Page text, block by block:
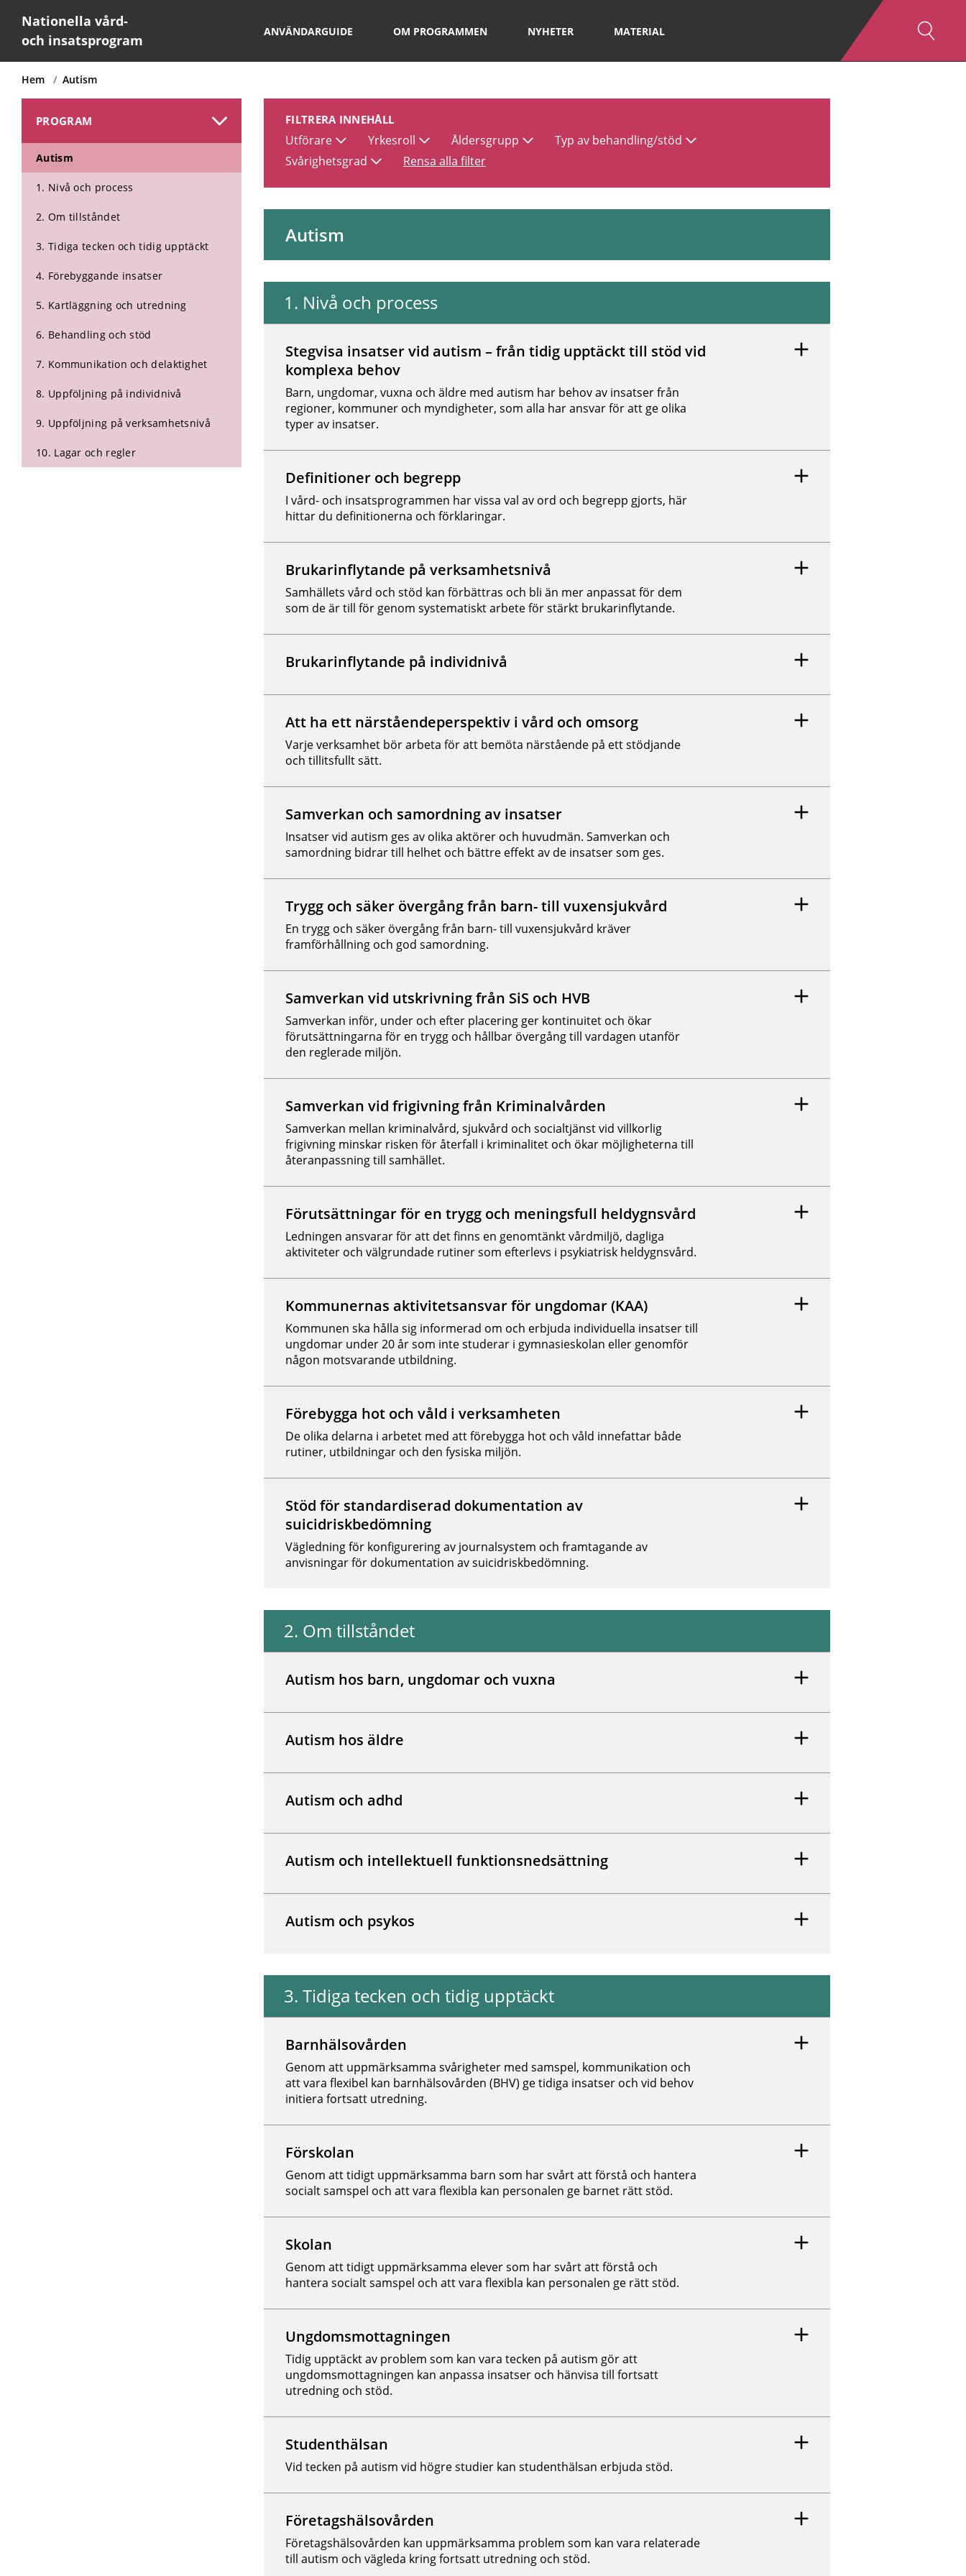
Nationella vård-
och insatsprogram
ANVÄNDARGUIDE OM PROGRAMMEN NYHETER MATERIAL
Hem Autism
PROGRAM
Autism
1. Nivå och process
2. Om tillståndet
3. Tidiga tecken och tidig upptäckt
4. Förebyggande insatser
5. Kartläggning och utredning
6. Behandling och stöd
7. Kommunikation och delaktighet
8. Uppföljning på individnivå
9. Uppföljning på verksamhetsnivå
10. Lagar och regler
FILTRERA INNEHÅLL
Utförare Yrkesroll Åldersgrupp
Typ av behandling/stöd
Svårighetsgrad
Rensa alla filter
Autism
1. Nivå och process
Stegvisa insatser vid autism – från tidig upptäckt till stöd vid
komplexa behov
Barn, ungdomar, vuxna och äldre med autism har behov av insatser från
regioner, kommuner och myndigheter, som alla har ansvar för att ge olika
typer av insatser.
Definitioner och begrepp
I vård- och insatsprogrammen har vissa val av ord och begrepp gjorts, här
hittar du definitionerna och förklaringar.
Brukarinflytande på verksamhetsnivå
Samhällets vård och stöd kan förbättras och bli än mer anpassat för dem
som de är till för genom systematiskt arbete för stärkt brukarinflytande.
Brukarinflytande på individnivå
Att ha ett närståendeperspektiv i vård och omsorg
Varje verksamhet bör arbeta för att bemöta närstående på ett stödjande
och tillitsfullt sätt.
Samverkan och samordning av insatser
Insatser vid autism ges av olika aktörer och huvudmän. Samverkan och
samordning bidrar till helhet och bättre effekt av de insatser som ges.
Trygg och säker övergång från barn- till vuxensjukvård
En trygg och säker övergång från barn- till vuxensjukvård kräver
framförhållning och god samordning.
Samverkan vid utskrivning från SiS och HVB
Samverkan inför, under och efter placering ger kontinuitet och ökar
förutsättningarna för en trygg och hållbar övergång till vardagen utanför
den reglerade miljön.
Samverkan vid frigivning från Kriminalvården
Samverkan mellan kriminalvård, sjukvård och socialtjänst vid villkorlig
frigivning minskar risken för återfall i kriminalitet och ökar möjligheterna till
återanpassning till samhället.
Förutsättningar för en trygg och meningsfull heldygnsvård
Ledningen ansvarar för att det finns en genomtänkt vårdmiljö, dagliga
aktiviteter och välgrundade rutiner som efterlevs i psykiatrisk heldygnsvård.
Kommunernas aktivitetsansvar för ungdomar (KAA)
Kommunen ska hålla sig informerad om och erbjuda individuella insatser till
ungdomar under 20 år som inte studerar i gymnasieskolan eller genomför
någon motsvarande utbildning.
Förebygga hot och våld i verksamheten
De olika delarna i arbetet med att förebygga hot och våld innefattar både
rutiner, utbildningar och den fysiska miljön.
Stöd för standardiserad dokumentation av
suicidriskbedömning
Vägledning för konfigurering av journalsystem och framtagande av
anvisningar för dokumentation av suicidriskbedömning.
2. Om tillståndet
Autism hos barn, ungdomar och vuxna
Autism hos äldre
Autism och adhd
Autism och intellektuell funktionsnedsättning
Autism och psykos
3. Tidiga tecken och tidig upptäckt
Barnhälsovården
Genom att uppmärksamma svårigheter med samspel, kommunikation och
att vara flexibel kan barnhälsovården (BHV) ge tidiga insatser och vid behov
initiera fortsatt utredning.
Förskolan
Genom att tidigt uppmärksamma barn som har svårt att förstå och hantera
socialt samspel och att vara flexibla kan personalen ge barnet rätt stöd.
Skolan
Genom att tidigt uppmärksamma elever som har svårt att förstå och
hantera socialt samspel och att vara flexibla kan personalen ge rätt stöd.
Ungdomsmottagningen
Tidig upptäckt av problem som kan vara tecken på autism gör att
ungdomsmottagningen kan anpassa insatser och hänvisa till fortsatt
utredning och stöd.
Studenthälsan
Vid tecken på autism vid högre studier kan studenthälsan erbjuda stöd.
Företagshälsovården
Företagshälsovården kan uppmärksamma problem som kan vara relaterade
till autism och vägleda kring fortsatt utredning och stöd.